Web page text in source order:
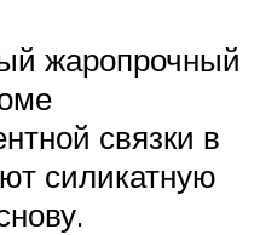
жаропрочный
связки в
силикатную